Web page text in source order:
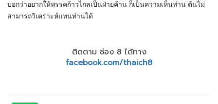
บอกว่าอยากให้พรรคก้าวไกลเป็นฝ่ายค้าน ก็เป็นความเห็นท่าน ต้นไม่
สามารถวิเคราะห์แทนท่านได้
ติดตาม ช่อง 8 ได้ทาง
facebook.com/thaich8